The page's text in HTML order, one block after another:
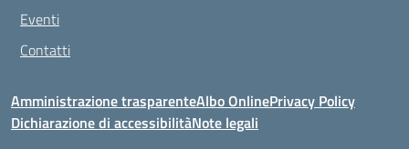
Eventi
Contatti
Amministrazione trasparenteAlbo OnlinePrivacy Policy
Dichiarazione di accessibilitàNote legali